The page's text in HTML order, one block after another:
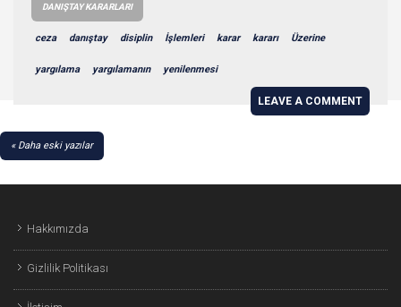
DANIŞTAY KARARLARI
ceza danıştay disiplin İşlemleri karar kararı Üzerine
yargılama yargılamanın yenilenmesi
LEAVE A COMMENT
YAZI
Daha eski yazılar
Hakkımızda
Gizlilik Politikası